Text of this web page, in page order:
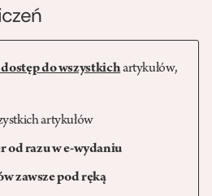
do wszystkichartykułów,
artykułów
od razu w e-wydaniu
zawsze pod ręką